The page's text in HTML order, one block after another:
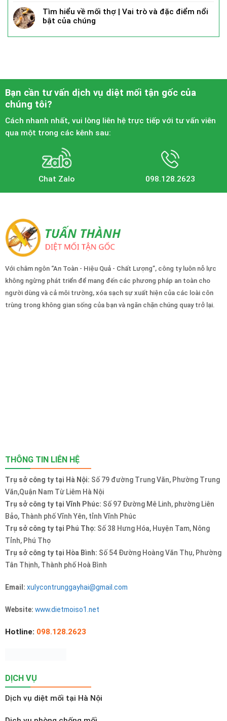
Tìm hiểu về mối thợ | Vai trò và đặc điểm nổi
bật của chúng
Bạn cần tư vấn dịch vụ diệt mối tận gốc của
chúng tôi?
Cách nhanh nhất, vui lòng liên hệ trực tiếp với tư vấn viên
qua một trong các kênh sau:
Chat Zalo 098.128.2623
Với châm ngôn “An Toàn - Hiệu Quả - Chất Lượng”, công ty luôn nỗ lực
không ngừng phát triển để mang đến các phương pháp an toàn cho
người dùng và cả môi trường, xóa sạch sự xuất hiện của các loài côn
trùng trong không gian sống của bạn và ngăn chặn chúng quay trở lại.
THÔNG TIN LIÊN HỆ
Trụ sở công ty tại Hà Nội: Số 79 đường Trung Văn, Phường Trung
Văn,Quận Nam Từ Liêm Hà Nội
Trụ sở công ty tại Vĩnh Phúc: Số 97 Đường Mê Linh, phường Liên
Bảo, Thành phố Vĩnh Yên, tỉnh Vĩnh Phúc
Trụ sở công ty tại Phú Thọ: Số 38 Hưng Hóa, Huyện Tam, Nông
Tỉnh, Phú Thọ
Trụ sở công ty tại Hòa Bình: Số 54 Đường Hoàng Văn Thụ, Phường
Tân Thịnh, Thành phố Hoà Bình
Email: xulycontrunggayhai@gmail.com
Website: www.dietmoiso1.net
Hotline: 098.128.2623
DỊCH VỤ
Dịch vụ diệt mối tại Hà Nội